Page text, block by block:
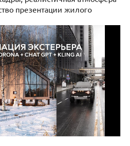
презентации жилого